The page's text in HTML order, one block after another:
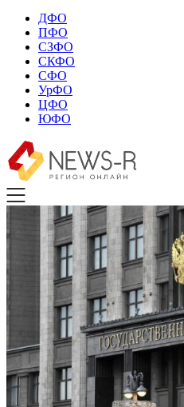
ДФО
ПФО
СЗФО
СКФО
СФО
УрФО
ЦФО
ЮФО